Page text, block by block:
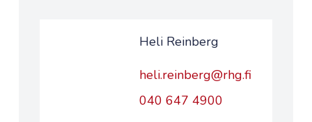
Heli Reinberg
heli.reinberg@rhg.fi
040 647 4900